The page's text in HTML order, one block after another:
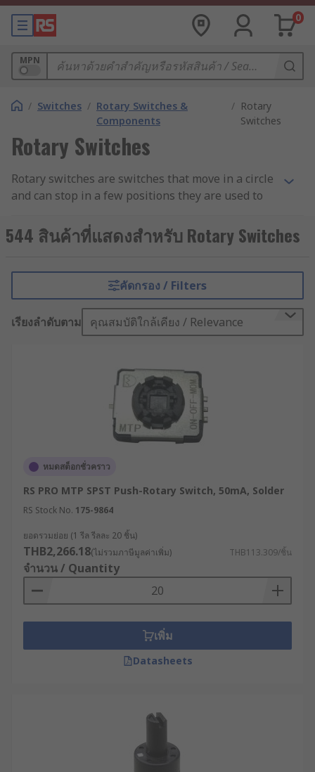
0
MPN
/ Switches / Rotary Switches &
Components
/ Rotary
Switches
Rotary Switches
Rotary switches are switches that move in a circle
and can stop in a few positions they are used to
source of electricity. Rotary switches are used to
control many different circuits within a single
and is then directed to whichever circuit is
currently selected by the switch. Rotary switches
provide a robust mechanical control system. You
can find more information in our Rotary
Types of Rotary switches
Wafer Switches
Yaxley Switches
Rotary Cam Switches
PCB mount rotary switches
Rotary DIP switches
Applications
Variable speed fans
Aircraft control panels
Voltmeters and similar metering equipment
- for selecting different ranges
544 สินค้าที่แสดงสำหรับ Rotary Switches
คัดกรอง / Filters
เรียงลำดับตาม คุณสมบัติใกล้เคียง / Relevance
หมดสต็อกชั่วคราว
RS PRO MTP SPST Push-Rotary Switch, 50mA, Solder
RS Stock No. 175-9864
ยอดรวมย่อย (1 รีล รีลละ 20 ชิ้น)
THB2,266.18(ไม่รวมภาษีมูลค่าเพิ่ม) THB113.309/ชิ้น
จำนวน / Quantity
เพิ่ม
Datasheets